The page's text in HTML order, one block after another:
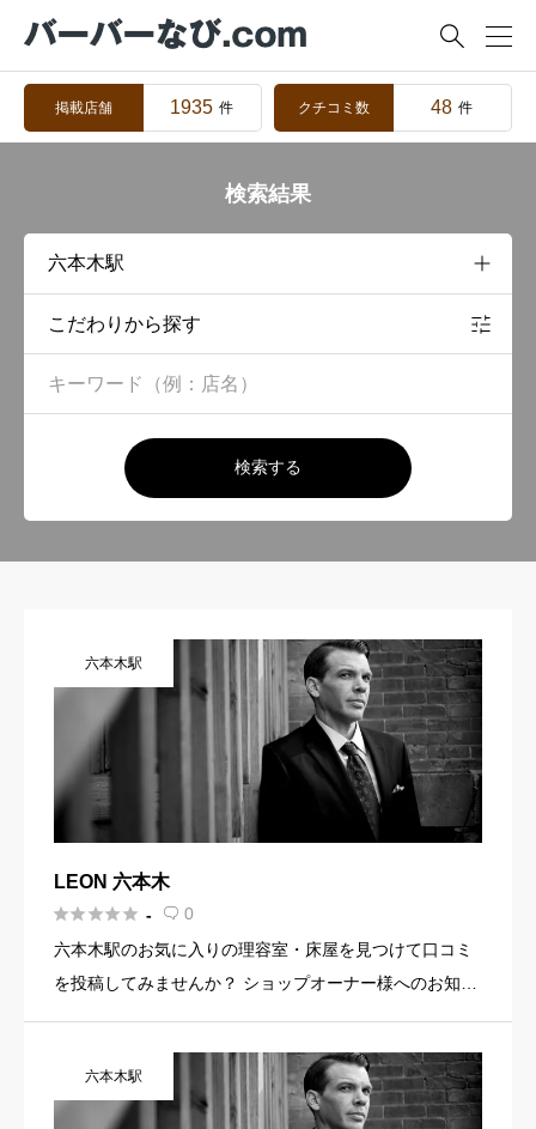

掲載店舗 1935 件 クチコミ数 48 件
検索結果
こだわりから探す
検索する
六本木駅
LEON 六本木
 -  0
六本木駅のお気に入りの理容室・床屋を見つけて口コミ
を投稿してみませんか？ ショップオーナー様へのお知ら
イメージ写真・メニュー・PR文章・ホームページリンク
など機能を使 […]
六本木駅